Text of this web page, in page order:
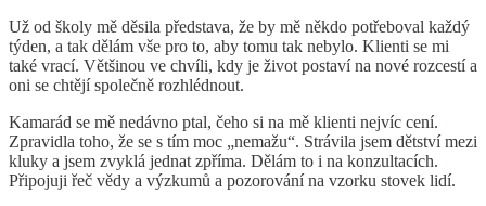
Už od školy mě děsila představa, že by mě někdo potřeboval každý
týden, a tak dělám vše pro to, aby tomu tak nebylo. Klienti se mi
také vrací. Většinou ve chvíli, kdy je život postaví na nové rozcestí a
oni se chtějí společně rozhlédnout.
Kamarád se mě nedávno ptal, čeho si na mě klienti nejvíc cení.
Zpravidla toho, že se s tím moc „nemažu“. Strávila jsem dětství mezi
kluky a jsem zvyklá jednat zpříma. Dělám to i na konzultacích.
Připojuji řeč vědy a výzkumů a pozorování na vzorku stovek lidí.